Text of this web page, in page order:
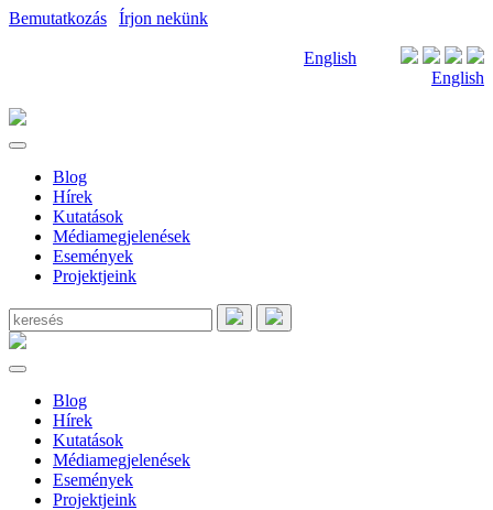
Bemutatkozás Írjon nekünk
English
English
Blog
Hírek
Kutatások
Médiamegjelenések
Események
Projektjeink
Blog
Hírek
Kutatások
Médiamegjelenések
Események
Projektjeink